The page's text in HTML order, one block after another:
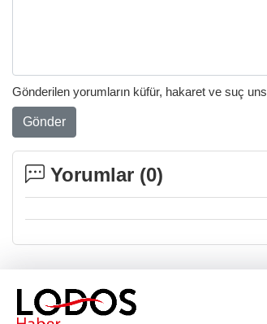
Gönderilen yorumların küfür, hakaret ve suç
Gönder
Yorumlar (0)